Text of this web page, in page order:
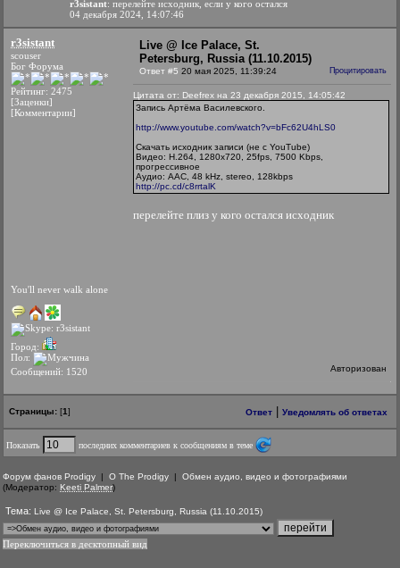
r3sistant: перелейте исходник, если у кого остался
04 декабря 2024, 14:07:46
r3sistant
scouser
Бог Форума
Рейтинг: 2475
[Заценки]
[Комментарии]
You'll never walk alone
Город:
Пол:
Сообщений: 1520
Live @ Ice Palace, St.
Petersburg, Russia (11.10.2015)
Ответ #5 20 мая 2025, 11:39:24 Процитировать
Цитата от: Deefrex на 23 декабря 2015, 14:05:42
Запись Артёма Василевского.
http://www.youtube.com/watch?v=bFc62U4hLS0
Скачать исходник записи (не с YouTube)
Видео: H.264, 1280x720, 25fps, 7500 Kbps,
прогрессивное
Аудио: AAC, 48 kHz, stereo, 128kbps
http://pc.cd/c8rrtalK
перелейте плиз у кого остался исходник
Авторизован
Страницы: [1] Ответ Уведомлять об ответах
Показать последних комментариев к сообщениям в теме
Форум фанов Prodigy | О The Prodigy | Обмен аудио, видео и фотографиями
(Модератор: Keeti Palmer)
Тема: Live @ Ice Palace, St. Petersburg, Russia (11.10.2015)
Переключиться в десктопный вид